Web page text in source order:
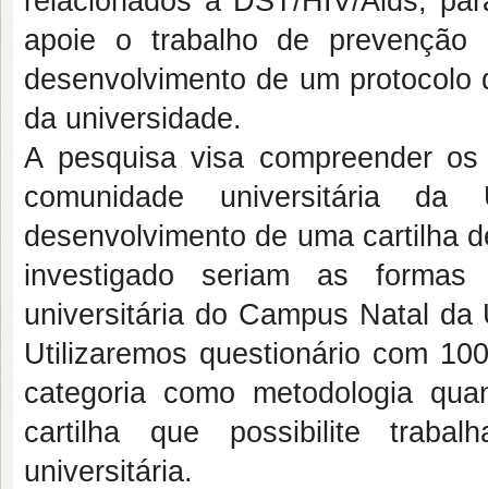
apoie o trabalho de
desenvolvimento de um
da universidade.
A pesquisa visa compreender
comunidade universitária
desenvolvimento de uma cartilha
investigado seriam as
universitária do Campus Natal
Utilizaremos questionário com
categoria como metodologia
cartilha que possibilite
universitária.